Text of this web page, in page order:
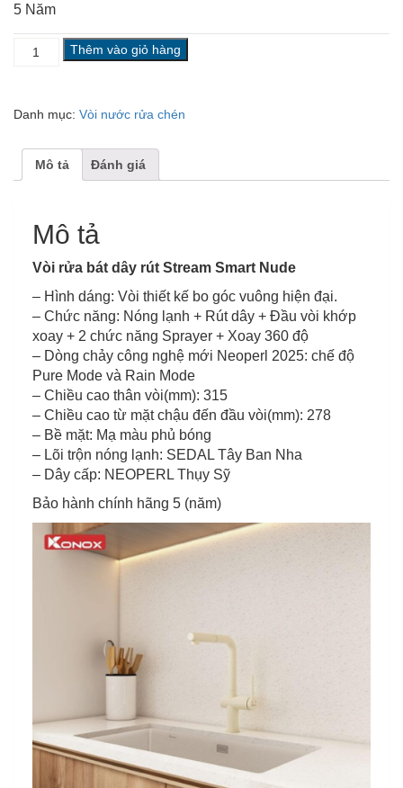
5 Năm
VÒI
NUDE
lượng
Thêm vào giỏ hàng
Danh mục: Vòi nước rửa chén
Mô tả Đánh giá
Mô tả
Vòi rửa bát dây rút Stream Smart Nude
– Hình dáng: Vòi thiết kế bo góc vuông hiện đại.
– Chức năng: Nóng lạnh + Rút dây + Đầu vòi khớp
xoay + 2 chức năng Sprayer + Xoay 360 độ
– Dòng chảy công nghệ mới Neoperl 2025: chế độ
Pure Mode và Rain Mode
– Chiều cao thân vòi(mm): 315
– Chiều cao từ mặt chậu đến đầu vòi(mm): 278
– Bề mặt: Mạ màu phủ bóng
– Lõi trộn nóng lạnh: SEDAL Tây Ban Nha
– Dây cấp: NEOPERL Thụy Sỹ
Bảo hành chính hãng 5 (năm)